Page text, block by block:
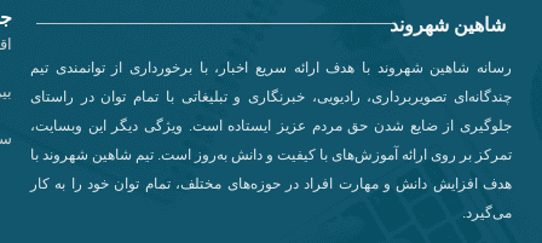
شاهین شهروند
رسانه شاهین شهروند با هدف ارائه سریع اخبار، با برخورداری از توانمندی تیم
چندگانه‌ای تصویربرداری، رادیویی، خبرنگاری و تبلیغاتی با تمام توان در راستای
جلوگیری از ضایع شدن حق مردم عزیز ایستاده است. ویژگی دیگر این وبسایت،
تمرکز بر روی ارائه آموزش‌های با کیفیت و دانش به‌روز است. تیم شاهین شهروند با
هدف افزایش دانش و مهارت افراد در حوزه‌های مختلف، تمام توان خود را به کار
می‌گیرد.